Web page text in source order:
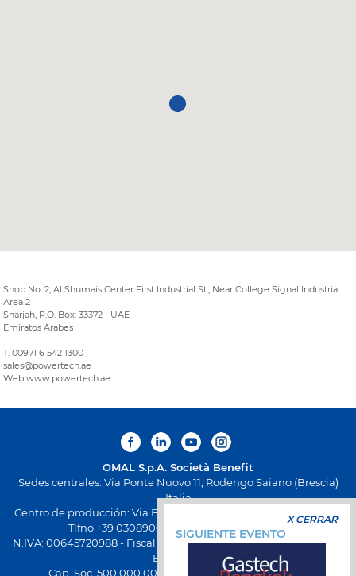
Shop No. 2, Al Shumais Center First Industrial St., Near College Signal Industrial
Area 2
Sharjah, P.O. Box: 33372 - UAE
Emiratos Árabes
T. 00971 6 542 1300
sales@powertech.ae
Web www.powertech.ae
OMAL S.p.A. Società Benefit
Sedes centrales: Via Ponte Nuovo 11, Rodengo Saiano (Brescia)
Italia
Centro de producción: Via Brognolo 12, Passirano (Brescia) Italia
Tlfno +39 0308900145 Fax +39 0308900423
N.IVA: 00645720988 - Fiscal Code: 01661640175 - Inscripción REA
BS-258271
Cap. Soc. 500.000,00 € totalmente desembolsado
X CERRAR
SIGUIENTE EVENTO